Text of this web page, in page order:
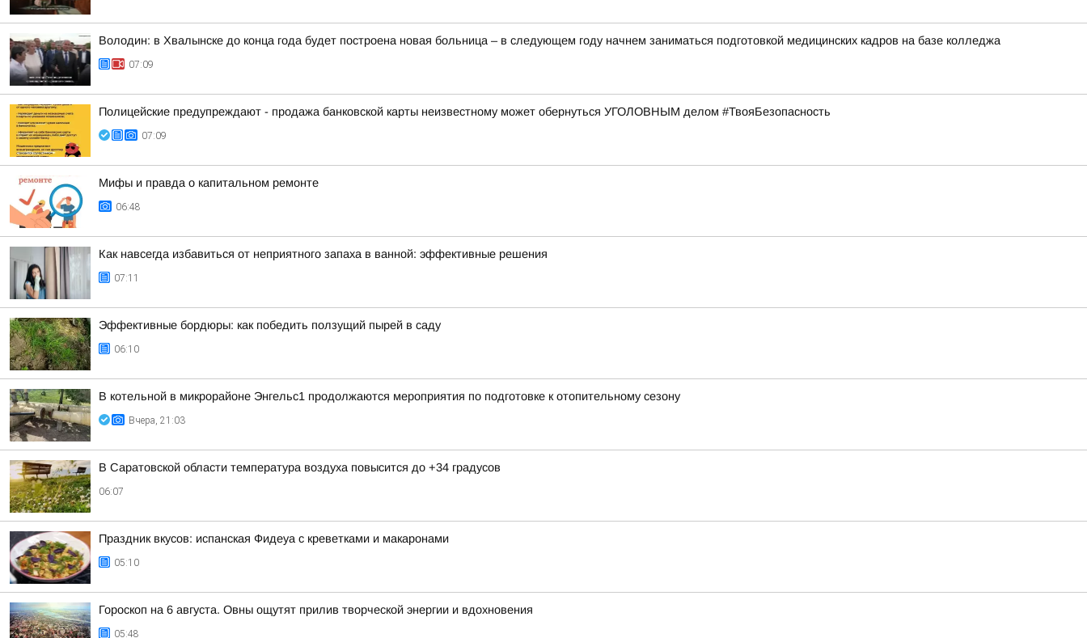
Володин: в Хвалынске до конца года будет построена новая больница – в следующем году начнем заниматься подготовкой медицинских кадров на базе колледжа
07:09
Полицейские предупреждают - продажа банковской карты неизвестному может обернуться УГОЛОВНЫМ делом #ТвояБезопасность
07:09
Мифы и правда о капитальном ремонте
06:48
Как навсегда избавиться от неприятного запаха в ванной: эффективные решения
07:11
Эффективные бордюры: как победить ползущий пырей в саду
06:10
В котельной в микрорайоне Энгельс1 продолжаются мероприятия по подготовке к отопительному сезону
Вчера, 21:03
В Саратовской области температура воздуха повысится до +34 градусов
06:07
Праздник вкусов: испанская Фидеуа с креветками и макаронами
05:10
Гороскоп на 6 августа. Овны ощутят прилив творческой энергии и вдохновения
05:48